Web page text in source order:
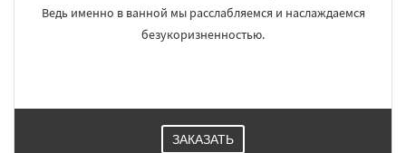
Ведь именно в ванной мы расслабляемся и наслаждаемся
безукоризненностью.
ЗАКАЗАТЬ